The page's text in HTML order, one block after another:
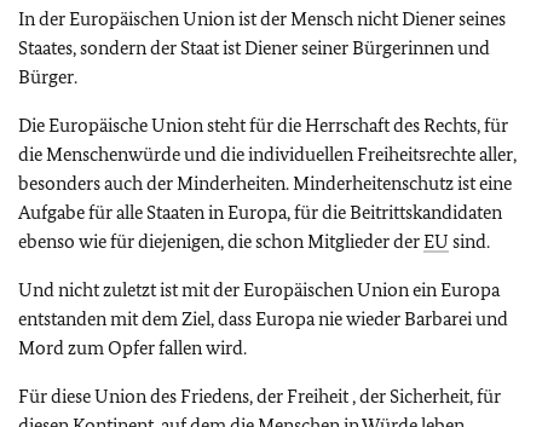
In der Europäischen Union ist der Mensch nicht Diener seines
Staates, sondern der Staat ist Diener seiner Bürgerinnen und
Bürger.
Die Europäische Union steht für die Herrschaft des Rechts, für
dieMenschenwürde und die individuellen Freiheitsrechte aller,
besonders auch der Minderheiten. Minderheitenschutz ist eine
Aufgabe für alle Staaten in Europa, für die Beitrittskandidaten
ebenso wie für diejenigen, die schon Mitglieder derEU sind.
Und nicht zuletzt ist mit der Europäischen Union ein Europa
entstanden mit dem Ziel, dassEuropa nie wieder Barbarei und
Mord zum Opfer fallen wird.
Für diese Union des Friedens, der Freiheit , der Sicherheit, für